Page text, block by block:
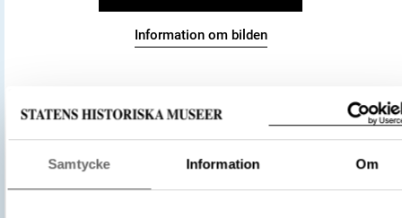
Samtycke Information Om
Föremålsbenämning
Information om bilden